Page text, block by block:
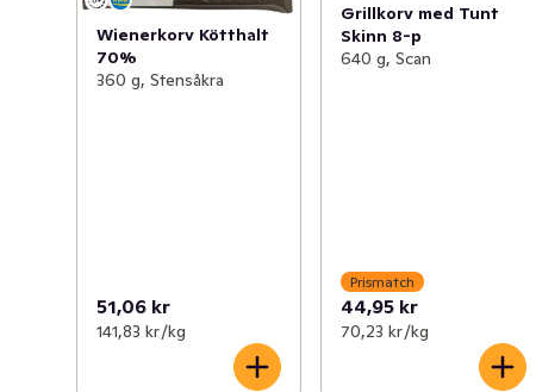
Wienerkorv Kötthalt
70%
360 g, Stensåkra
51,06 kr
141,83 kr /kg
Grillkorv med Tunt
Skinn 8-p
640 g, Scan
Prismatch
44,95 kr
70,23 kr /kg